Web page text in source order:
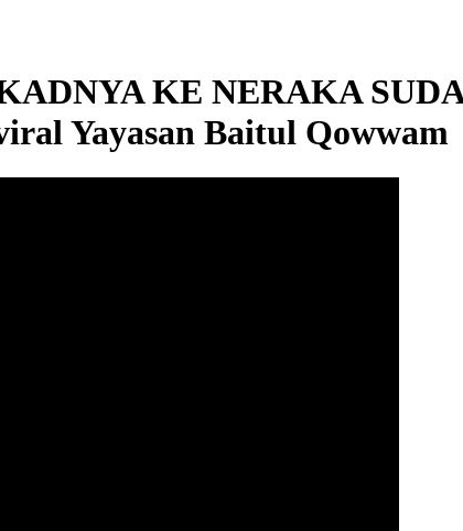
KE NERAKA
Yayasan Baitul Qowwam